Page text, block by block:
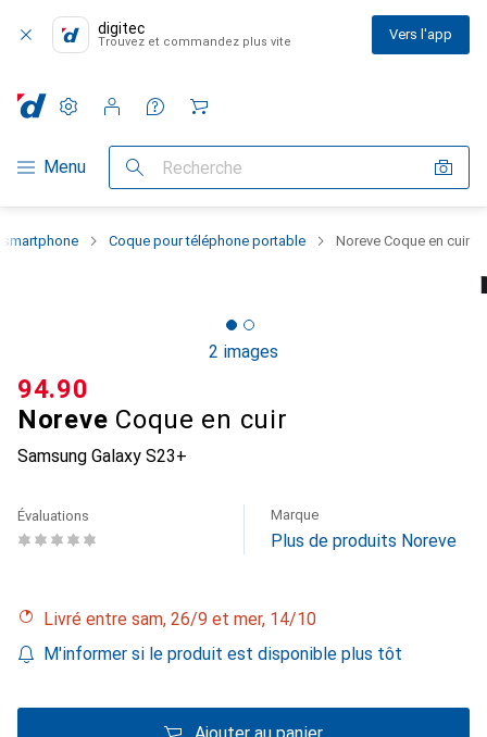
digitec
Trouvez et commandez plus vite Vers l'app
Navigation par catégorie
Menu Recherche
Paramètres
Compte client
Listes de comparaison
Listes d'envies
Panier
Coque pour téléphone portable Noreve Coque en cuir
2 images
Noreve Coque en cuir
Samsung Galaxy S23+
CHF
94.90
Évaluations Marque
Plus de produits Noreve
Livré entre sam, 26/9 et mer, 14/10
M'informer si le produit est disponible plus tôt